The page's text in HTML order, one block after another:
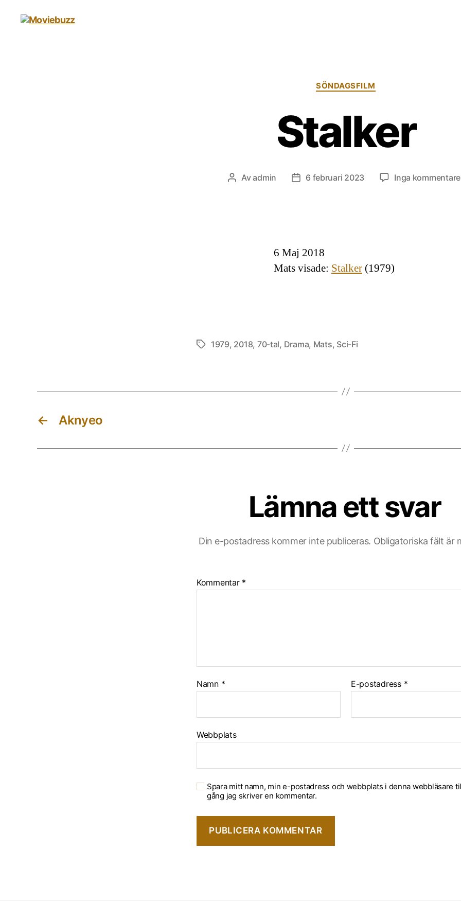
Kategorier
SÖNDAGSFILM
Stalker
Inläggsförfattare
Avadmin Inläggsdatum
6 februari 2023 Inga
6 Maj 2018
Mats visade: Stalker (1979)
Etiketter
1979, 2018, 70-tal, Drama, Mats, Sci-Fi
← Aknyeo
Lämna ett svar
Din e-postadress kommer inte publiceras. Obligatoriska fält är
Kommentar *
Namn * E-postadress *
Webbplats
Spara mitt namn, min e-postadress och webbplats i denna webbläsare
gång jag skriver en kommentar.